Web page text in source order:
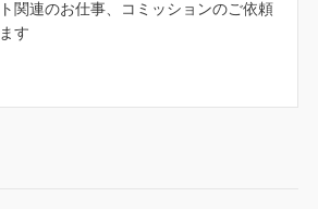
関連のお仕事、コミッションのご依頼
す